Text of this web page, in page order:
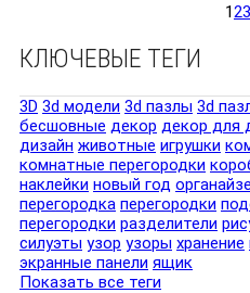
123
КЛЮЧЕВЫЕ ТЕГИ
3D 3d модели 3d пазлы 3d
бесшовные декор декор для
дизайн животные игрушки
комнатные перегородки
наклейки новый год
перегородка перегородки
перегородки разделители
силуэты узор узоры хранение
экранные панели ящик
Показать все теги